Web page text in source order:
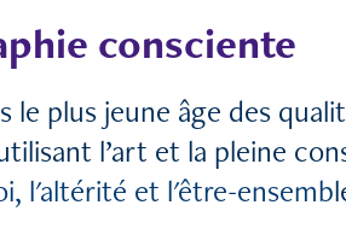
consciente
le plus jeune âge des
l’art et la pleine
l'altérité et l'être-ensemb